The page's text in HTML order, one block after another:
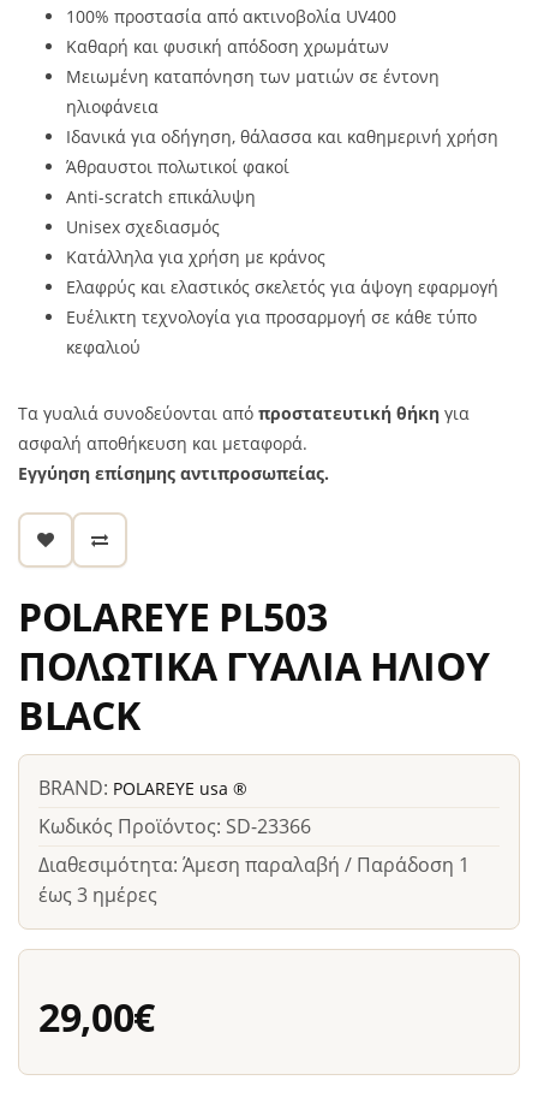
100% προστασία από ακτινοβολία UV400
Καθαρή και φυσική απόδοση χρωμάτων
Μειωμένη καταπόνηση των ματιών σε έντονη
ηλιοφάνεια
Ιδανικά για οδήγηση, θάλασσα και καθημερινή χρήση
Άθραυστοι πολωτικοί φακοί
Anti-scratch επικάλυψη
Unisex σχεδιασμός
Κατάλληλα για χρήση με κράνος
Ελαφρύς και ελαστικός σκελετός για άψογη εφαρμογή
Ευέλικτη τεχνολογία για προσαρμογή σε κάθε τύπο
κεφαλιού
Τα γυαλιά συνοδεύονται από προστατευτική θήκη για
ασφαλή αποθήκευση και μεταφορά.
Εγγύηση επίσημης αντιπροσωπείας.
POLAREYE PL503
ΠΟΛΩΤΙΚΑ ΓΥΑΛΙΑ ΗΛΙΟΥ
BLACK
BRAND: POLAREYE usa ®
Κωδικός Προϊόντος: SD-23366
Διαθεσιμότητα: Άμεση παραλαβή / Παράδοση 1
έως 3 ημέρες
29,00€